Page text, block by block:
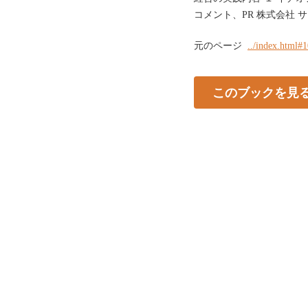
コメント、PR 株式会社
元のページ ../
このブックを見